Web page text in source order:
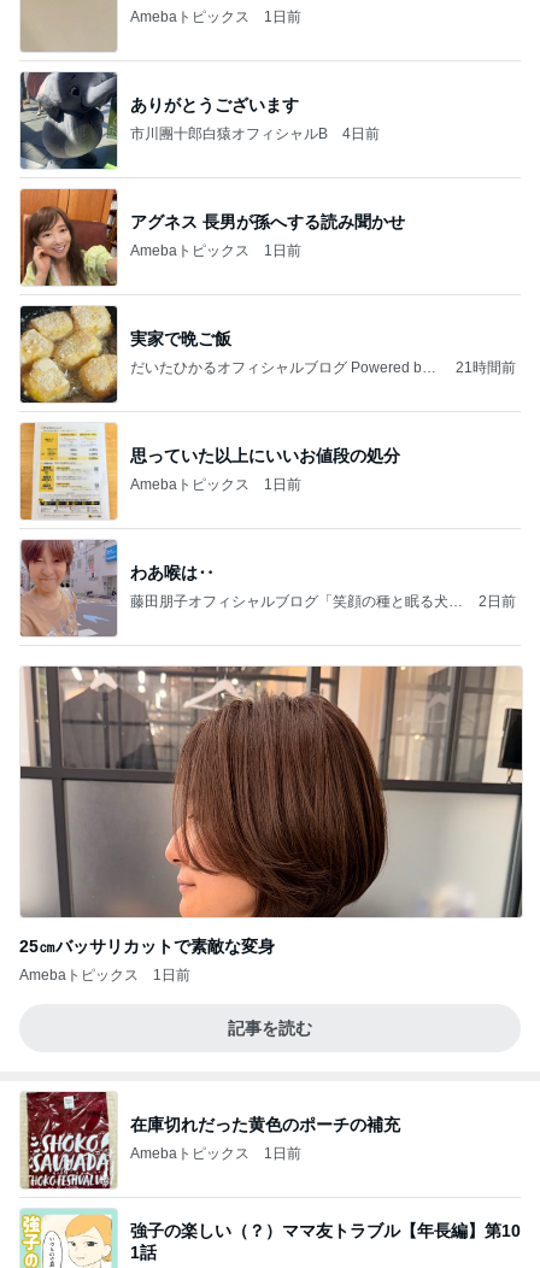
Amebaトピックス 1日前
ありがとうございます
市川團十郎白猿オフィシャルB 4日前
アグネス 長男が孫へする読み聞かせ
Amebaトピックス 1日前
実家で晩ご飯
だいたひかるオフィシャルブログ Powered by
21時間前
思っていた以上にいいお値段の処分
Amebaトピックス 1日前
わあ喉は‥
藤田朋子オフィシャルブログ「笑顔の種と眠る犬」
2日前
25㎝バッサリカットで素敵な変身
Amebaトピックス 1日前
記事を読む
在庫切れだった黄色のポーチの補充
Amebaトピックス 1日前
強子の楽しい（？）ママ友トラブル【年長編】第10
1話